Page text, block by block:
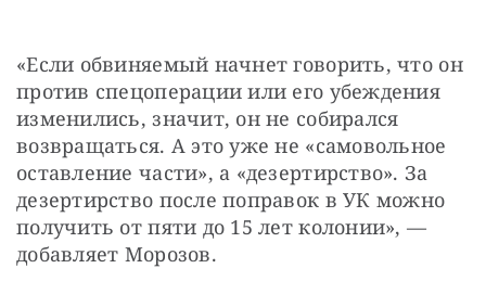
«Если обвиняемый начнет говорить, что он
против спецоперации или его убеждения
изменились, значит, он не собирался
возвращаться. А это уже не «самовольное
оставление части», а «дезертирство». За
дезертирство после поправок в УК можно
получить от пяти до 15 лет колонии», —
добавляет Морозов.